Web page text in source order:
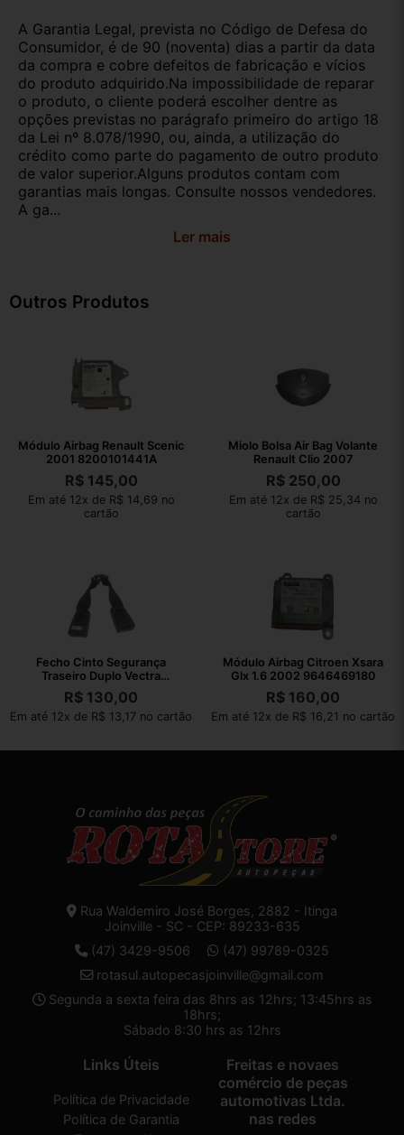
A Garantia Legal, prevista no Código de Defesa do
Consumidor, é de 90 (noventa) dias a partir da data
da compra e cobre defeitos de fabricação e vícios
do produto adquirido.Na impossibilidade de reparar
o produto, o cliente poderá escolher dentre as
opções previstas no parágrafo primeiro do artigo 18
da Lei nº 8.078/1990, ou, ainda, a utilização do
crédito como parte do pagamento de outro produto
de valor superior.Alguns produtos contam com
garantias mais longas. Consulte nossos vendedores.
A ga...
Ler mais
Outros Produtos
Módulo Airbag Renault Scenic
2001 8200101441A
R$145,00
Em até 12x de R$ 14,69 no
cartão
Miolo Bolsa Air Bag Volante
Renault Clio 2007
R$250,00
Em até 12x de R$ 25,34 no
cartão
Fecho Cinto Segurança
Traseiro Duplo Vectra
Collection 2011
R$ 130,00
Em até 12x de R$ 13,17 no cartão
Módulo Airbag Citroen Xsara
Glx 1.6 2002 9646469180
R$ 160,00
Em até 12x de R$ 16,21 no cartão
Rua Waldemiro José Borges, 2882 - Itinga
Joinville - SC - CEP: 89233-635
(47) 3429-9506
(47) 99789-0325
rotasul.autopecasjoinville@gmail.com
Segunda a sexta feira das 8hrs as 12hrs; 13:45hrs as
18hrs;
Sábado 8:30 hrs as 12hrs
Links Úteis
Política de Privacidade
Política de Garantia
Freitas e novaes
comércio de peças
automotivas Ltda.
nas redes